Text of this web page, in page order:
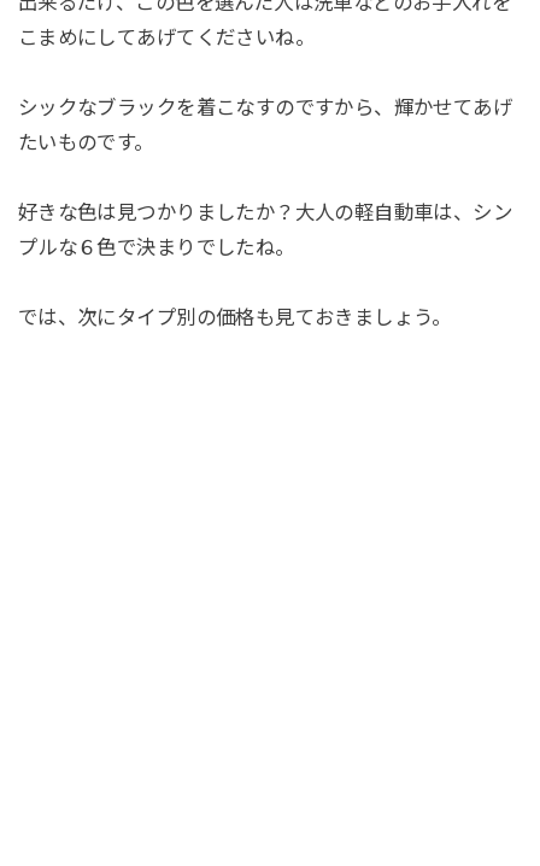
こまめにしてあげてくださいね。
シックなブラックを着こなすのですから、輝かせてあげ
たいものです。
好きな色は見つかりましたか？大人の軽自動車は、シン
プルな６色で決まりでしたね。
では、次にタイプ別の価格も見ておきましょう。